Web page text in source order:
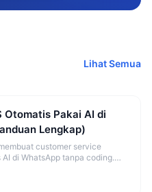
Lihat Semua
Otomatis Pakai AI di
Lengkap)
customer service
di WhatsApp tanpa coding.